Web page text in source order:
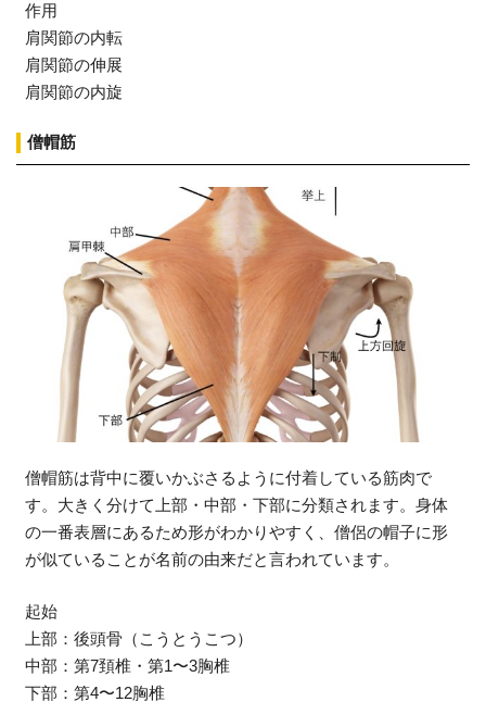
作用
肩関節の内転
肩関節の伸展
肩関節の内旋
僧帽筋
僧帽筋は背中に覆いかぶさるように付着している筋肉で
す。大きく分けて上部・中部・下部に分類されます。身体
の一番表層にあるため形がわかりやすく、僧侶の帽子に形
が似ていることが名前の由来だと言われています。
起始
上部：後頭骨（こうとうこつ）
中部：第7頚椎・第1〜3胸椎
下部：第4〜12胸椎